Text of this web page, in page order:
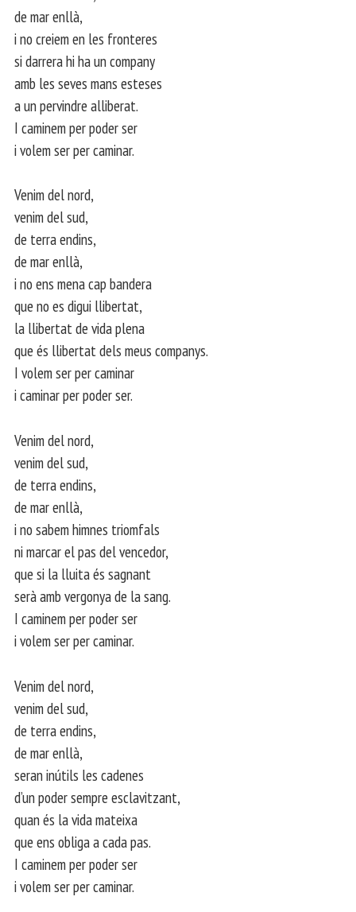
de mar enllà,
i no creiem en les fronteres
si darrera hi ha un company
amb les seves mans esteses
a un pervindre alliberat.
I caminem per poder ser
i volem ser per caminar.
Venim del nord,
venim del sud,
de terra endins,
de mar enllà,
i no ens mena cap bandera
que no es digui llibertat,
la llibertat de vida plena
que és llibertat dels meus companys.
I volem ser per caminar
i caminar per poder ser.
Venim del nord,
venim del sud,
de terra endins,
de mar enllà,
i no sabem himnes triomfals
ni marcar el pas del vencedor,
que si la lluita és sagnant
serà amb vergonya de la sang.
I caminem per poder ser
i volem ser per caminar.
Venim del nord,
venim del sud,
de terra endins,
de mar enllà,
seran inútils les cadenes
d’un poder sempre esclavitzant,
quan és la vida mateixa
que ens obliga a cada pas.
I caminem per poder ser
i volem ser per caminar.